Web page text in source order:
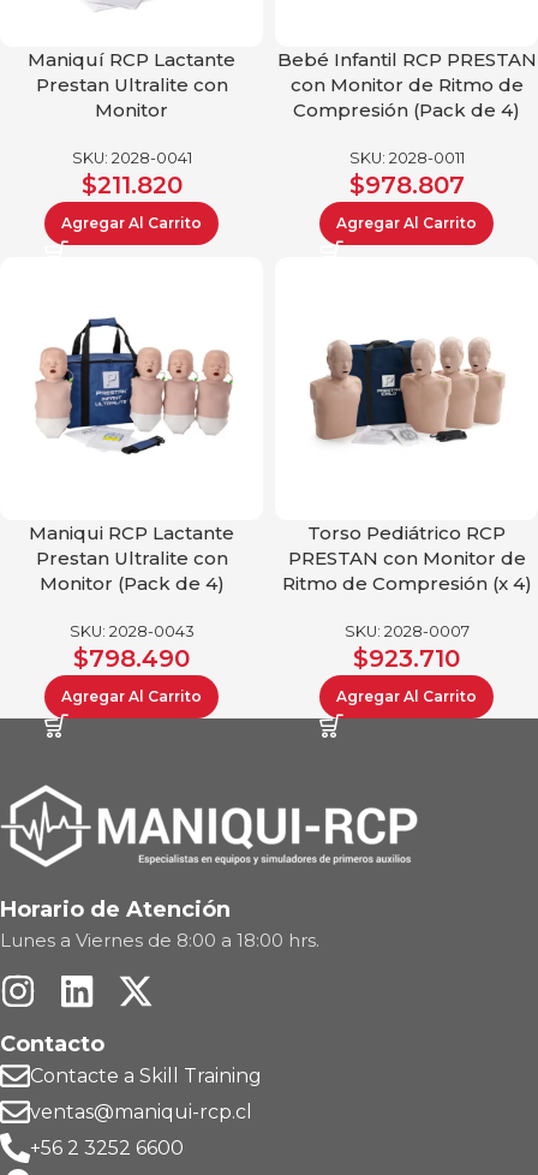
Maniquí RCP Lactante
Prestan Ultralite con
Monitor
SKU: 2028-0041
$211.820
Agregar Al Carrito
Bebé Infantil RCP PRESTAN
con Monitor de Ritmo de
Compresión (Pack de 4)
SKU: 2028-0011
$978.807
Agregar Al Carrito
Maniqui RCP Lactante
Prestan Ultralite con
Monitor (Pack de 4)
SKU: 2028-0043
$798.490
Agregar Al Carrito
Torso Pediátrico RCP
PRESTAN con Monitor de
Ritmo de Compresión (x 4)
SKU: 2028-0007
$923.710
Agregar Al Carrito
Horario de Atención
Lunes a Viernes de 8:00 a 18:00 hrs.
Contacto
Contacte a Skill Training
ventas@maniqui-rcp.cl
+56 2 3252 6600